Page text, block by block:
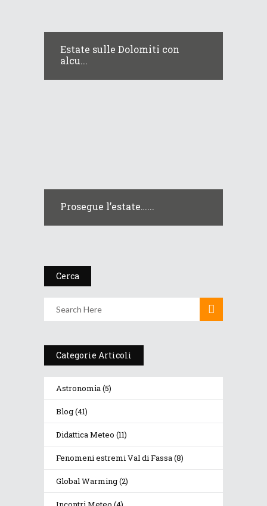
Estate sulle Dolomiti con
alcu...
Prosegue l’estate…...
Cerca
Categorie Articoli
Astronomia(5)
Blog(41)
Didattica Meteo (11)
Fenomeni estremi Val di Fassa(8)
Global Warming(2)